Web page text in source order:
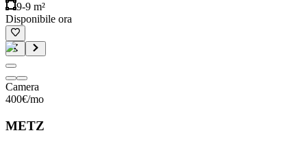
9-9 m²
Disponibile ora
Camera
400€/mo
METZ